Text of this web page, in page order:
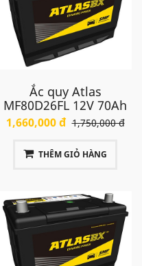
Ắc quy Atlas
MF80D26FL 12V 70Ah
1,660,000 đ 1,750,000 đ
THÊM GIỎ HÀNG